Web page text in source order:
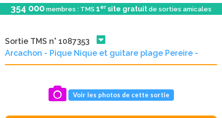
354 000 membres : TMS 1er site gratuit de sorties amicales
Sortie TMS n° 1087353
Arcachon - Pique Nique et guitare plage Pereire -
Voir les photos de cette sortie